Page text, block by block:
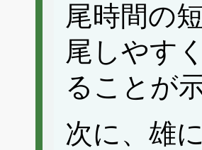
尾時間の
尾しやす
ることが
次に、雄